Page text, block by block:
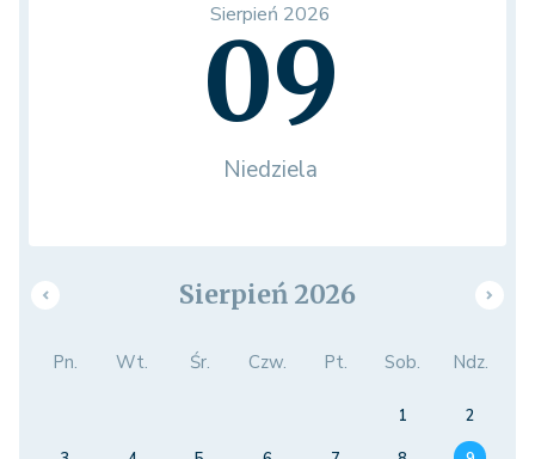
Sierpień 2026
09
Niedziela
Sierpień 2026
Pn. Wt. Śr. Czw. Pt. Sob. Ndz.
1
2